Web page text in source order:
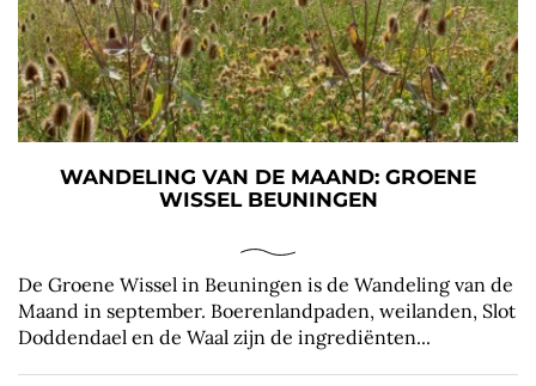
WANDELING VAN DE MAAND: GROENE
WISSEL BEUNINGEN
De Groene Wissel in Beuningen is de Wandeling van de
Maand in september. Boerenlandpaden, weilanden, Slot
Doddendael en de Waal zijn de ingrediënten...